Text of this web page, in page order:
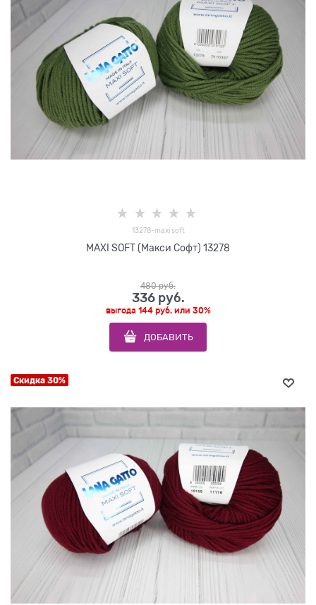
13278-maxi soft
MAXI SOFT (Макси Софт) 13278
480 руб.
336 руб.
выгода 144 руб.или 30%
ДОБАВИТЬ
Скидка 30%